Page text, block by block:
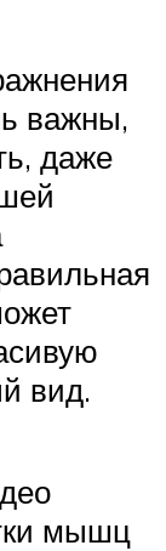
важны,
даже
вид.
мышц